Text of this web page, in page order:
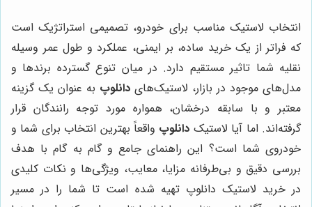
انتخاب لاستیک مناسب برای خودرو، تصمیمی استراتژیک است
که فراتر از یک خرید ساده، بر ایمنی، عملکرد و طول عمر وسیله
نقلیه شما تاثیر مستقیم دارد. در میان تنوع گسترده برندها و
مدل‌های موجود در بازار، لاستیک‌های دانلوپ به عنوان یک گزینه
معتبر و با سابقه درخشان، همواره مورد توجه رانندگان قرار
گرفته‌اند. اما آیا لاستیک دانلوپ واقعاً بهترین انتخاب برای شما و
خودروی شما است؟ این راهنمای جامع و گام به گام با هدف
بررسی دقیق و بی‌طرفانه مزایا، معایب، ویژگی‌ها و نکات کلیدی
در خرید لاستیک دانلوپ تهیه شده است تا شما را در مسیر